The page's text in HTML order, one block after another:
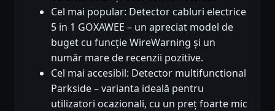
Cel mai popular: Detector cabluri electrice
5 in 1 GOXAWEE – un apreciat model de
buget cu funcție WireWarning și un
număr mare de recenzii pozitive.
Cel mai accesibil: Detector multifunctional
Parkside – varianta ideală pentru
utilizatori ocazionali, cu un preț foarte mic